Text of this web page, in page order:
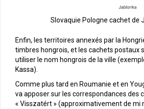
Slovaquie Pologne cachet de
Enfin, les territoires annexés par la
timbres hongrois, et les cachets postaux
utiliser le nom hongrois de la ville
Kassa).
Comme plus tard en Roumanie et en
va apposer sur les correspondances des
« Visszatért » (approximativement de mi